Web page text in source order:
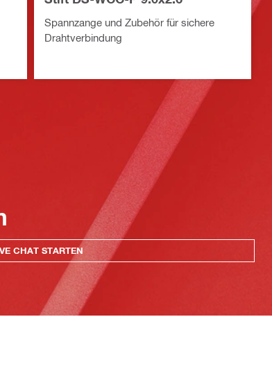
Spannzange und Zubehör für sichere
Drahtverbindung
CHAT STARTEN